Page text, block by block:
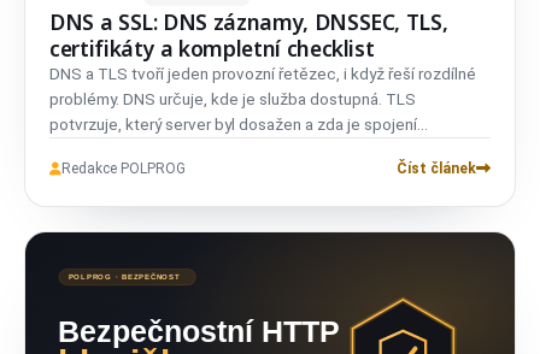
DNS a SSL: DNS záznamy, DNSSEC, TLS,
certifikáty a kompletní checklist
DNS a TLS tvoří jeden provozní řetězec, i když řeší rozdílné
problémy. DNS určuje, kde je služba dostupná. TLS
potvrzuje, který server byl dosažen a zda je spojení
Redakce POLPROG Číst článek